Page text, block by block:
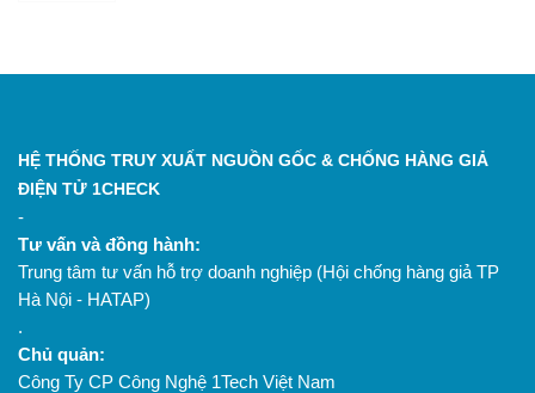
HỆ THỐNG TRUY XUẤT NGUỒN GỐC & CHỐNG HÀNG GIẢ
ĐIỆN TỬ 1CHECK
-
Tư vấn và đồng hành:
Trung tâm tư vấn hỗ trợ doanh nghiệp (Hội chống hàng giả TP
Hà Nội - HATAP)
.
Chủ quản:
Công Ty CP Công Nghệ 1Tech Việt Nam